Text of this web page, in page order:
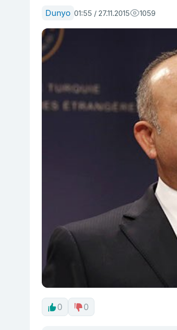
Dunyo 01:55 / 27.11.2015 1059
0 0